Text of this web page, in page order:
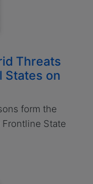
Threats
States on
form the
Frontline State